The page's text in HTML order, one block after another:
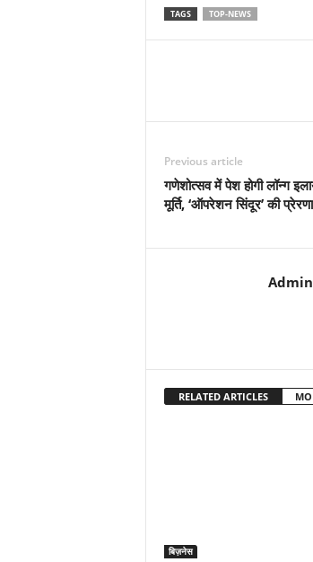
TAGS TOP-NEWS
Previous article
गणेशोत्सव में पेश होगी लॉन्ग
मूर्ति, ‘ऑपरेशन सिंदूर’ की
Admin
RELATED ARTICLES
बिज़नेस